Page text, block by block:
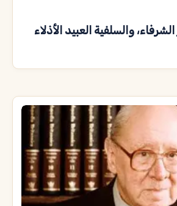
الشرفاء، والسلفية العبيد الأذلاء